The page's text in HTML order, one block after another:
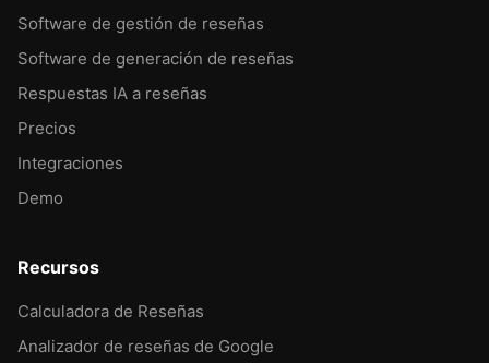
Software de gestión de reseñas
Software de generación de reseñas
Respuestas IA a reseñas
Precios
Integraciones
Demo
Recursos
Calculadora de Reseñas
Analizador de reseñas de Google